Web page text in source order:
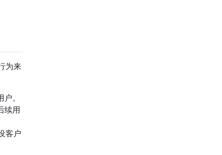
为来
。
续用
客户